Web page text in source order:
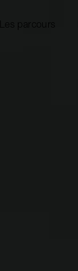
Les parcours